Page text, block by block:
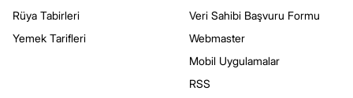
Rüya Tabirleri
Yemek Tarifleri
Veri Sahibi Başvuru Formu
Webmaster
Mobil Uygulamalar
RSS